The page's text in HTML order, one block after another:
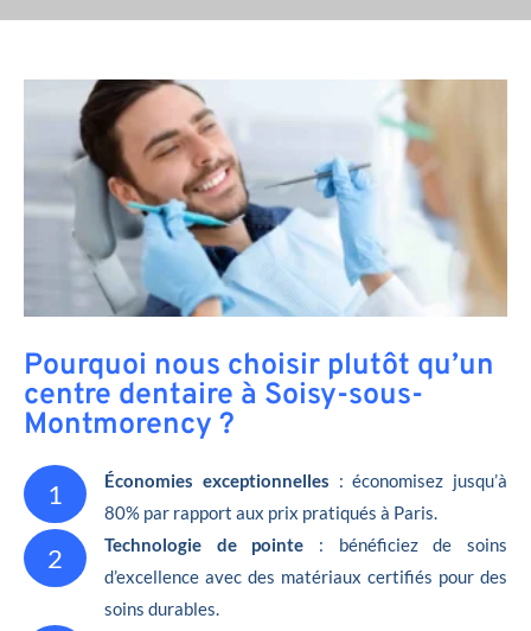
Pourquoi nous choisir plutôt qu’un
centre dentaire à Soisy-sous-
Montmorency ?
1 Économies exceptionnelles : économisez jusqu’à
80% par rapport aux prix pratiqués à Paris.
2 Technologie de pointe : bénéficiez de soins
d’excellence avec des matériaux certifiés pour des
soins durables.